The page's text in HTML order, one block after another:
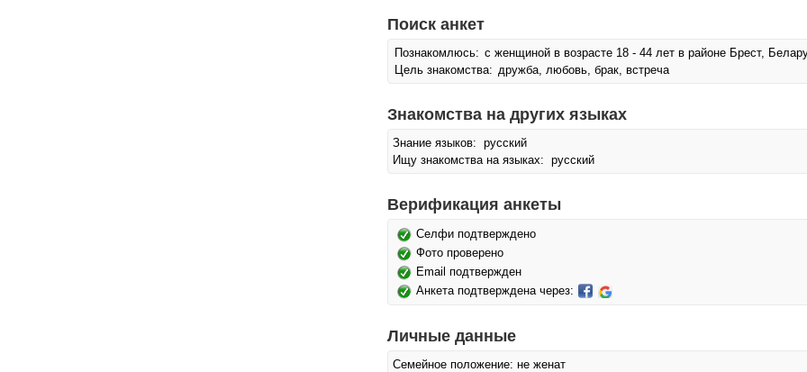
Поиск анкет
Познакомлюсь: с женщиной в возрасте 18 - 44 лет в районе Брест,
Цель знакомства: дружба, любовь, брак, встреча
Знакомства на других языках
Знание языков: русский
Ищу знакомства на языках: русский
Верификация анкеты
Селфи подтверждено
Фото проверено
Email подтвержден
Анкета подтверждена через:
Личные данные
Семейное положение: не женат